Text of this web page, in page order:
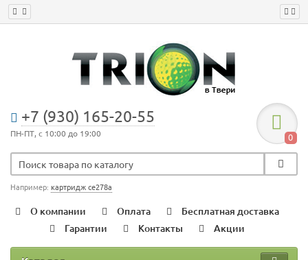
+7 (930) 165-20-55
ПН-ПТ, с 10:00 до 19:00 0
Например: картридж ce278a
О компании Оплата
Бесплатная доставка
Гарантии
Контакты Акции